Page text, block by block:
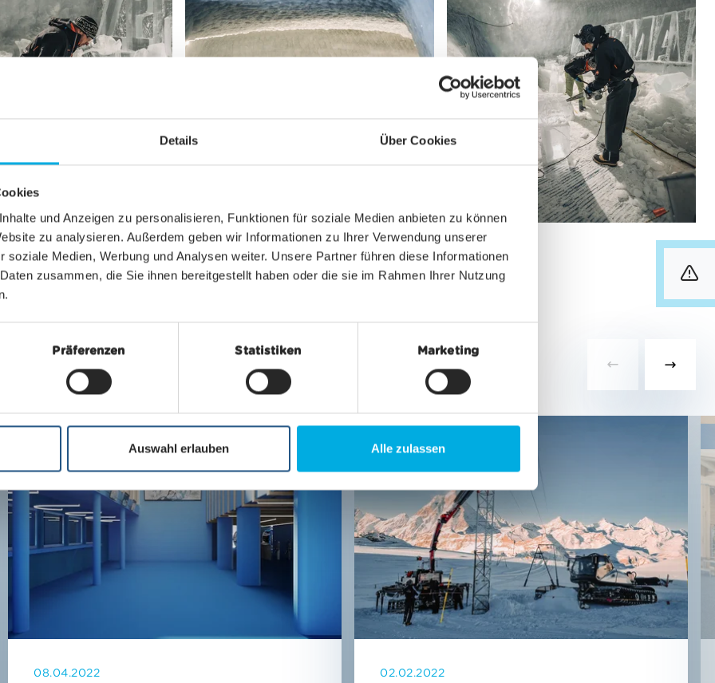
Details Über Cookies
und Anzeigen zu personalisieren, Funktionen für soziale Medien anbieten zu können
zu analysieren. Außerdem geben wir Informationen zu Ihrer Verwendung unserer
soziale Medien, Werbung und Analysen weiter. Unsere Partner führen diese Informationen
zusammen, die Sie ihnen bereitgestellt haben oder die sie im Rahmen Ihrer Nutzung
Präferenzen Statistiken Marketing
Auswahl erlauben Alle zulassen
08.04.2022 02.02.2022